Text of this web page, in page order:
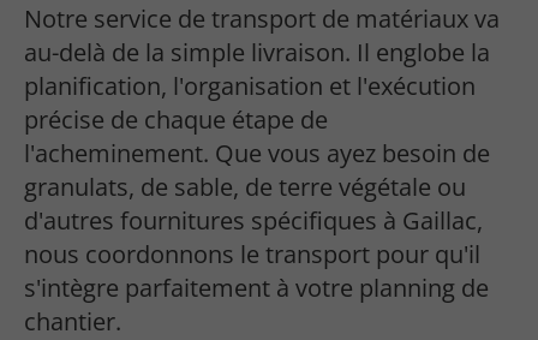
Notre service de transport de matériaux va
au-delà de la simple livraison. Il englobe la
planification, l'organisation et l'exécution
précise de chaque étape de
l'acheminement. Que vous ayez besoin de
granulats, de sable, de terre végétale ou
d'autres fournitures spécifiques à Gaillac,
nous coordonnons le transport pour qu'il
s'intègre parfaitement à votre planning de
chantier.